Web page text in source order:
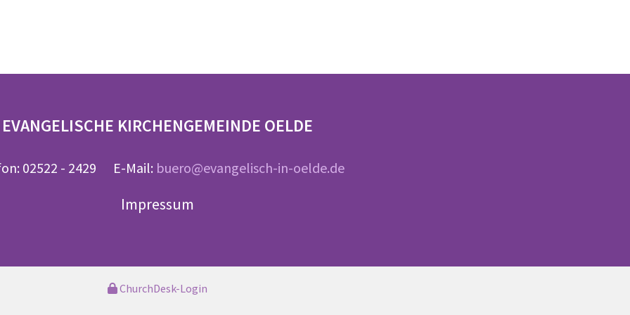
EVANGELISCHE KIRCHENGEMEINDE OELDE
02522 - 2429 E-Mail: buero@evangelisch-in-oelde.de
Impressum
ChurchDesk-Login